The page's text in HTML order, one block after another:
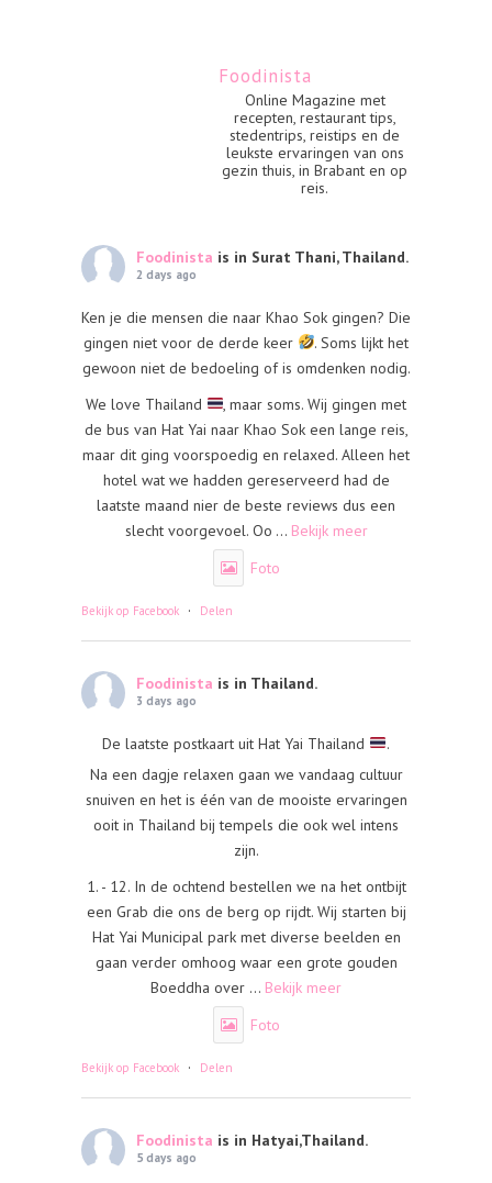
Foodinista
Online Magazine met
recepten, restaurant tips,
stedentrips, reistips en de
leukste ervaringen van ons
gezin thuis, in Brabant en op
reis.
Foodinista is in Surat Thani, Thailand.
2 days ago
Ken je die mensen die naar Khao Sok gingen? Die
gingen niet voor de derde keer
. Soms lijkt het
gewoon niet de bedoeling of is omdenken nodig.
We love Thailand
, maar soms. Wij gingen met
de bus van Hat Yai naar Khao Sok een lange reis,
maar dit ging voorspoedig en relaxed. Alleen het
hotel wat we hadden gereserveerd had de
laatste maand nier de beste reviews dus een
slecht voorgevoel. Oo ... Bekijk meer
Foto
Bekijk op Facebook · Delen
Foodinista is in Thailand.
3 days ago
De laatste postkaart uit Hat Yai Thailand
.
Na een dagje relaxen gaan we vandaag cultuur
snuiven en het is één van de mooiste ervaringen
ooit in Thailand bij tempels die ook wel intens
zijn.
1. - 12. In de ochtend bestellen we na het ontbijt
een Grab die ons de berg op rijdt. Wij starten bij
Hat Yai Municipal park met diverse beelden en
gaan verder omhoog waar een grote gouden
Boeddha over ... Bekijk meer
Foto
Bekijk op Facebook · Delen
Foodinista is in Hatyai,Thailand.
5 days ago